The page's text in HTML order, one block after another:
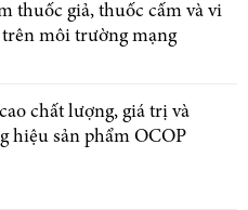
thuốc giả, thuốc cấm và vi
môi trường mạng
chất lượng, giá trị và
hiệu sản phẩm OCOP